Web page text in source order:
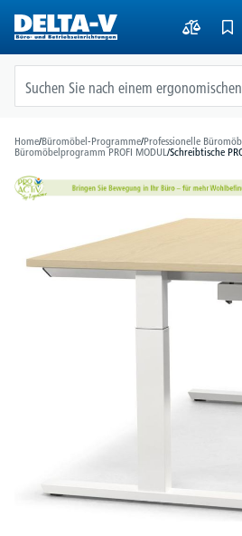
springen
Home/Büromöbel-Programme/Professionelle
Büromöbelprogramm PROFI MODUL/Schreibtische